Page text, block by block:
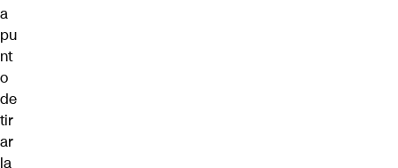
a
pu
nt
o
de
tir
ar
la